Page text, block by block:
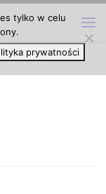
tylko w celu
prywatności